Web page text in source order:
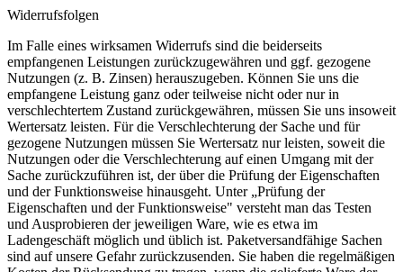
Widerrufsfolgen
Im Falle eines wirksamen Widerrufs sind die beiderseits
empfangenen Leistungen zurückzugewähren und ggf. gezogene
Nutzungen (z. B. Zinsen) herauszugeben. Können Sie uns die
empfangene Leistung ganz oder teilweise nicht oder nur in
verschlechtertem Zustand zurückgewähren, müssen Sie uns insoweit
Wertersatz leisten. Für die Verschlechterung der Sache und für
gezogene Nutzungen müssen Sie Wertersatz nur leisten, soweit die
Nutzungen oder die Verschlechterung auf einen Umgang mit der
Sache zurückzuführen ist, der über die Prüfung der Eigenschaften
und der Funktionsweise hinausgeht. Unter „Prüfung der
Eigenschaften und der Funktionsweise" versteht man das Testen
und Ausprobieren der jeweiligen Ware, wie es etwa im
Ladengeschäft möglich und üblich ist. Paketversandfähige Sachen
sind auf unsere Gefahr zurückzusenden. Sie haben die regelmäßigen